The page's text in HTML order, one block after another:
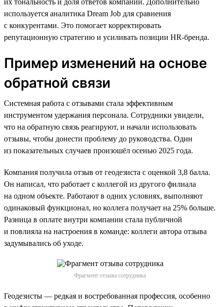
используется аналитика Dream Job для сравнения
с конкурентами. Это помогает корректировать
репутационную стратегию и усиливать позиции HR-бренда.
Пример изменений на основе
обратной связи
Системная работа с отзывами стала эффективным
инструментом удержания персонала. Сотрудники увидели,
что на обратную связь реагируют, и начали использовать
отзывы, чтобы донести проблему до руководства. Один
из показательных случаев произошёл осенью 2025 года.
Компания получила отзыв от геодезиста с оценкой 3,8 балла.
Он написал, что работает с коллегой из другого филиала
на одном объекте. Работают в одних условиях, выполняют
одинаковый функционал, но коллега получает на 25% больше.
Разница в оплате внутри компании стала публичной
и повлияла на настроения в команде: коллеги автора отзыва
задумывались об уходе.
Фрагмент отзыва сотрудника
Геодезисты — редкая и востребованная профессия, особенно